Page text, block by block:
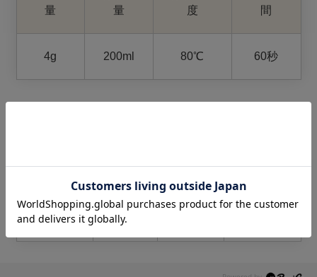
量
量
度
間
4g 200ml 80℃ 60秒
6g 200ml